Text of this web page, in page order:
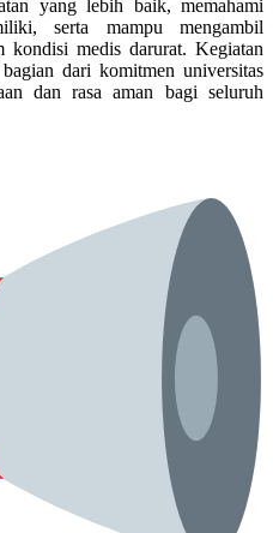
yang lebih baik, memahami
serta mampu mengambil
kondisi medis darurat. Kegiatan
dari komitmen universitas
dan rasa aman bagi seluruh